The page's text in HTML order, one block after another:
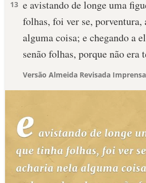
13 e avistando de longe uma
folhas, foi ver se, porventura,
alguma coisa; e chegando a
senão folhas, porque não era
Versão Almeida Revisada